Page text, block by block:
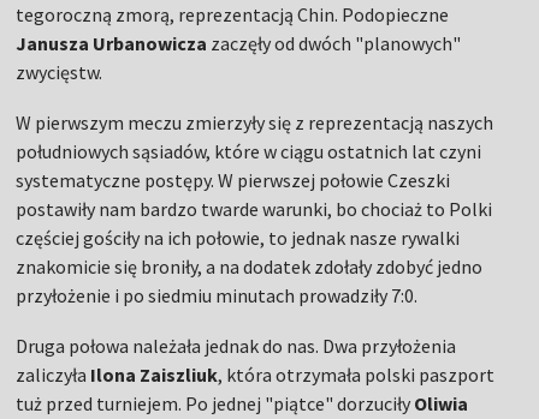
tegoroczną zmorą, reprezentacją Chin. Podopieczne
Janusza Urbanowicza zaczęły od dwóch "planowych"
zwycięstw.
W pierwszym meczu zmierzyły się z reprezentacją naszych
południowych sąsiadów, które w ciągu ostatnich lat czyni
systematyczne postępy. W pierwszej połowie Czeszki
postawiły nam bardzo twarde warunki, bo chociaż to Polki
częściej gościły na ich połowie, to jednak nasze rywalki
znakomicie się broniły, a na dodatek zdołały zdobyć jedno
przyłożenie i po siedmiu minutach prowadziły 7:0.
Druga połowa należała jednak do nas. Dwa przyłożenia
zaliczyła Ilona Zaiszliuk, która otrzymała polski paszport
tuż przed turniejem. Po jednej "piątce" dorzuciły Oliwia